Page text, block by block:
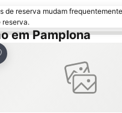
de reserva mudam
reserva.
em Pamplona
aos favoritos